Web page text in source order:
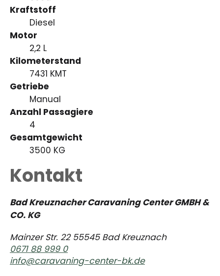
Kraftstoff
Diesel
Motor
2,2 L
Kilometerstand
7431 KMT
Getriebe
Manual
Anzahl Passagiere
4
Gesamtgewicht
3500 KG
Kontakt
Bad Kreuznacher Caravaning Center GMBH &
CO. KG
Mainzer Str. 22 55545 Bad Kreuznach
0671 88 999 0
info@caravaning-center-bk.de